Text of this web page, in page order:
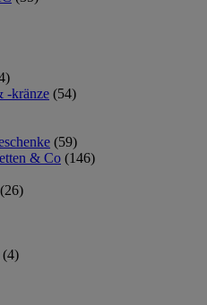
-kränze (54)
(59)
& Co (146)
(26)
(4)